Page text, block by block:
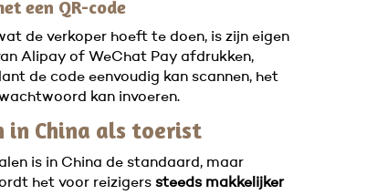
een QR-code
de verkoper hoeft te doen, is zijn eigen
Alipay of WeChat Pay afdrukken,
de code eenvoudig kan scannen, het
kan invoeren.
in China als toerist
is in China de standaard, maar
het voor reizigers steeds makkelijker